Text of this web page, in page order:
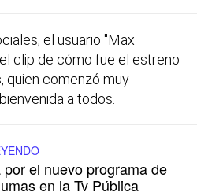
el usuario "Max
clip de cómo fue el estreno
quien comenzó muy
a todos.
por el nuevo programa de
en la Tv Pública